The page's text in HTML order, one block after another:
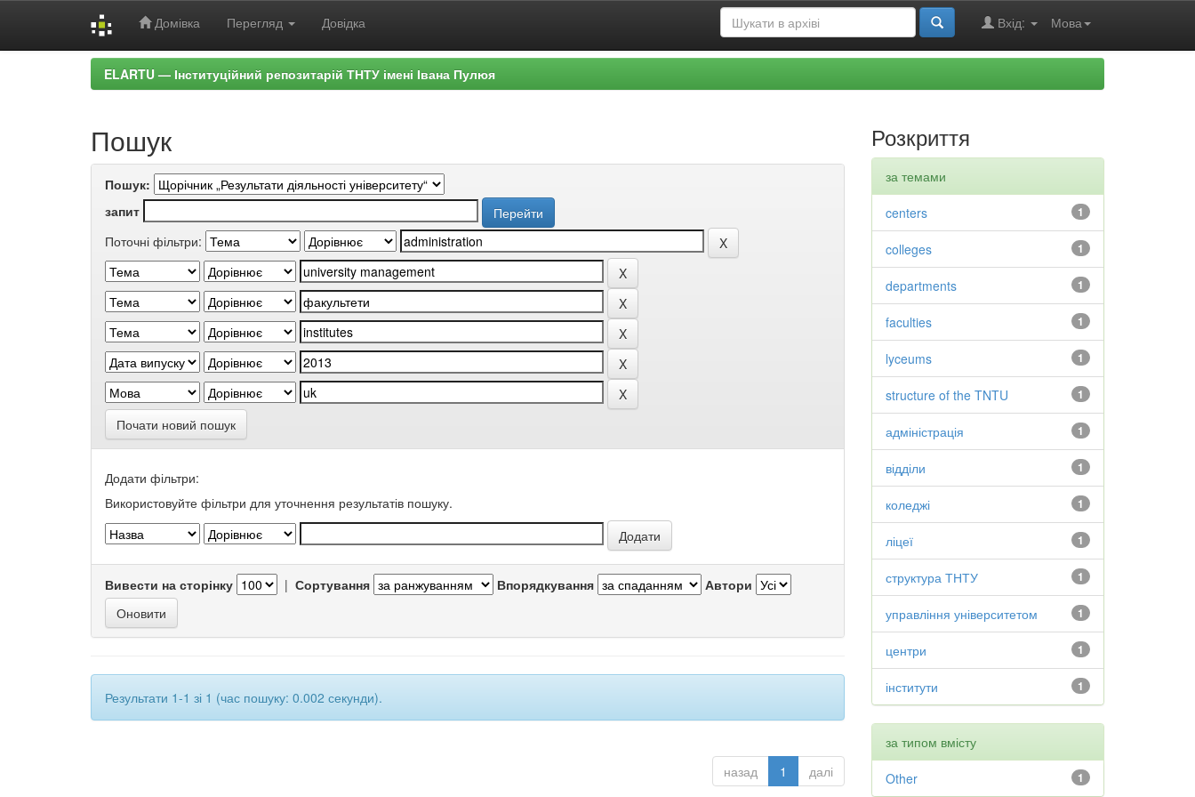
Домівка Перегляд Довідка Мова
Вхід:
ELARTU — Інституційний репозитарій ТНТУ імені Івана Пулюя
Пошук
Пошук:
запит
Поточні фільтри:
Почати новий пошук
Додати фільтри:
Використовуйте фільтри для уточнення результатів пошуку.
Вивести на сторінку | Сортування Впорядкування Автори
Результати 1-1 зі 1 (час пошуку: 0.002 секунди).
назад 1 далі
Розкриття
за темами
1
centers
1
colleges
1
departments
1
faculties
1
lyceums
1
structure of the TNTU
1
адміністрація
1
відділи
1
коледжі
1
ліцеї
1
структура ТНТУ
1
управління університетом
1
центри
1
інститути
за типом вмісту
1
Other